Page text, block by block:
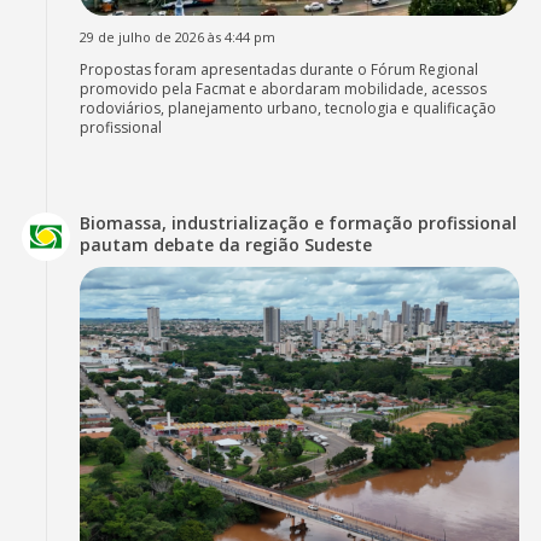
29 de julho de 2026 às 4:44 pm
Propostas foram apresentadas durante o Fórum Regional
promovido pela Facmat e abordaram mobilidade, acessos
rodoviários, planejamento urbano, tecnologia e qualificação
profissional
Biomassa, industrialização e formação profissional
pautam debate da região Sudeste